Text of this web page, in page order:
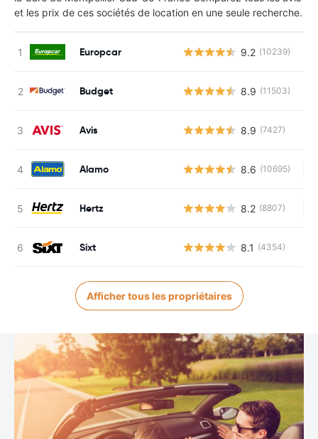
et les prix de ces sociétés de location en une seule recherche.
Europcar 9.2 (10239)
Budget 8.9 (11503)
Avis 8.9 (7427)
Alamo 8.6 (10695)
Hertz 8.2 (8807)
Sixt 8.1 (4354)
Afficher tous les propriétaires